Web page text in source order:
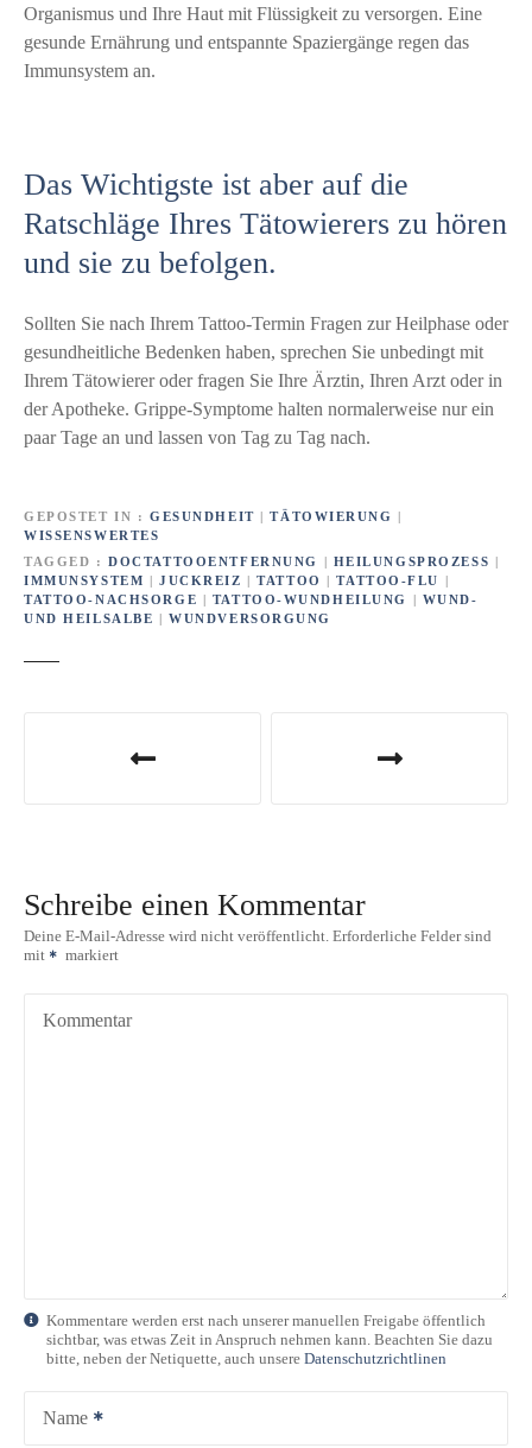
Organismus und Ihre Haut mit Flüssigkeit zu versorgen. Eine
gesunde Ernährung und entspannte Spaziergänge regen das
Immunsystem an.
Das Wichtigste ist aber auf die
Ratschläge Ihres Tätowierers zu hören
und sie zu befolgen.
Sollten Sie nach Ihrem Tattoo-Termin Fragen zur Heilphase oder
gesundheitliche Bedenken haben, sprechen Sie unbedingt mit
Ihrem Tätowierer oder fragen Sie Ihre Ärztin, Ihren Arzt oder in
der Apotheke. Grippe-Symptome halten normalerweise nur ein
paar Tage an und lassen von Tag zu Tag nach.
GEPOSTET IN GESUNDHEIT |TÄTOWIERUNG
WISSENSWERTES
TAGGED
DOCTATTOOENTFERNUNG | HEILUNGSPROZESS |
IMMUNSYSTEM | JUCKREIZ |TATTOO |TATTOO-FLU
|
TATTOO-NACHSORGE | TATTOO-WUNDHEILUNG | WUND-
UND HEILSALBE |WUNDVERSORGUNG
r
a
g
Schreibe einen Kommentar
Deine E-Mail-Adresse wird nicht veröffentlicht. Erforderliche Felder sind
mit
markiert
Kommentar
Kommentare werden erst nach unserer manuellen Freigabe öffentlich
sichtbar, was etwas Zeit in Anspruch nehmen kann. Beachten Sie dazu
bitte, neben der Netiquette, auch unsereDatenschutzrichtlinen
Name